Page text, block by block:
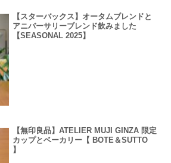
【スターバックス】オータムブレンドと
アニバーサリーブレンド飲みました
【SEASONAL 2025】
【無印良品】ATELIER MUJI GINZA 限定
カップとベーカリー【 BOTE＆SUTTO
】